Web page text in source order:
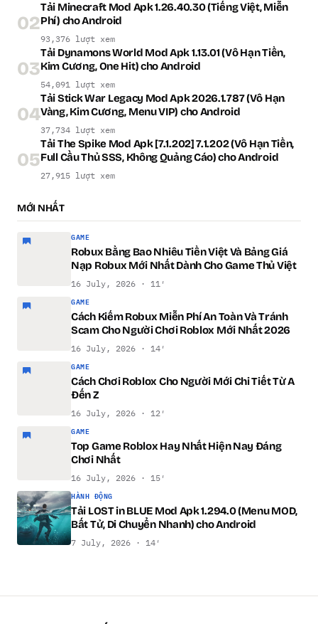
02
Tải Minecraft Mod Apk 1.26.40.30 (Tiếng Việt, Miễn
Phí) cho Android
93,376 lượt xem
03
Tải Dynamons World Mod Apk 1.13.01 (Vô Hạn Tiền,
Kim Cương, One Hit) cho Android
54,091 lượt xem
04
Tải Stick War Legacy Mod Apk 2026.1.787 (Vô Hạn
Vàng, Kim Cương, Menu VIP) cho Android
37,734 lượt xem
05
Tải The Spike Mod Apk [7.1.202] 7.1.202 (Vô Hạn Tiền,
Full Cầu Thủ SSS, Không Quảng Cáo) cho Android
27,915 lượt xem
MỚI NHẤT
GAME
Robux Bằng Bao Nhiêu Tiền Việt Và Bảng Giá
Nạp Robux Mới Nhất Dành Cho Game Thủ Việt
16 July, 2026 · 11′
GAME
Cách Kiếm Robux Miễn Phí An Toàn Và Tránh
Scam Cho Người Chơi Roblox Mới Nhất 2026
16 July, 2026 · 14′
GAME
Cách Chơi Roblox Cho Người Mới Chi Tiết Từ A
Đến Z
16 July, 2026 · 12′
GAME
Top Game Roblox Hay Nhất Hiện Nay Đáng
Chơi Nhất
16 July, 2026 · 15′
HÀNH ĐỘNG
Tải LOST in BLUE Mod Apk 1.294.0 (Menu MOD,
Bất Tử, Di Chuyển Nhanh) cho Android
7 July, 2026 · 14′